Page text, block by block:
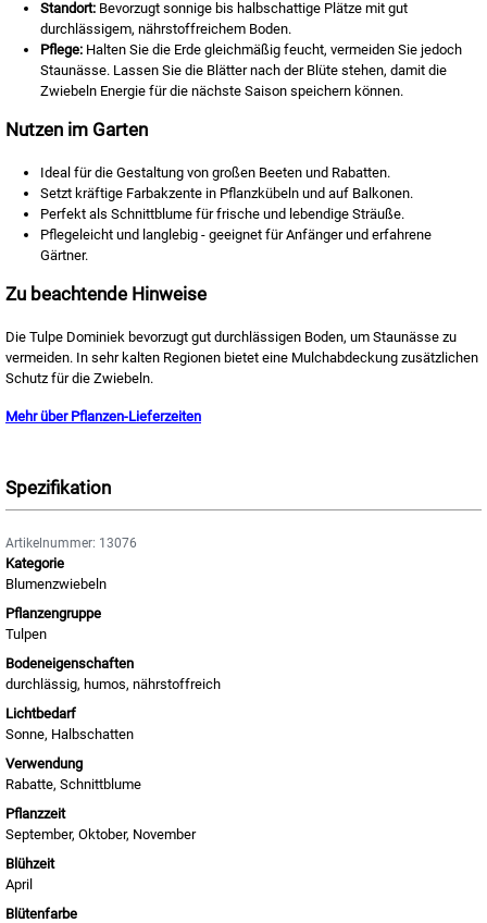
Standort: Bevorzugt sonnige bis halbschattige Plätze mit gut
durchlässigem, nährstoffreichem Boden.
Pflege: Halten Sie die Erde gleichmäßig feucht, vermeiden Sie jedoch
Staunässe. Lassen Sie die Blätter nach der Blüte stehen, damit die
Zwiebeln Energie für die nächste Saison speichern können.
Nutzen im Garten
Ideal für die Gestaltung von großen Beeten und Rabatten.
Setzt kräftige Farbakzente in Pflanzkübeln und auf Balkonen.
Perfekt als Schnittblume für frische und lebendige Sträuße.
Pflegeleicht und langlebig - geeignet für Anfänger und erfahrene
Gärtner.
Zu beachtende Hinweise
Die Tulpe Dominiek bevorzugt gut durchlässigen Boden, um Staunässe zu
vermeiden. In sehr kalten Regionen bietet eine Mulchabdeckung zusätzlichen
Schutz für die Zwiebeln.
Mehr über Pflanzen-Lieferzeiten
Spezifikation
Artikelnummer: 13076
Kategorie
Blumenzwiebeln
Pflanzengruppe
Tulpen
Bodeneigenschaften
durchlässig, humos, nährstoffreich
Lichtbedarf
Sonne, Halbschatten
Verwendung
Rabatte, Schnittblume
Pflanzzeit
September, Oktober, November
Blühzeit
April
Blütenfarbe